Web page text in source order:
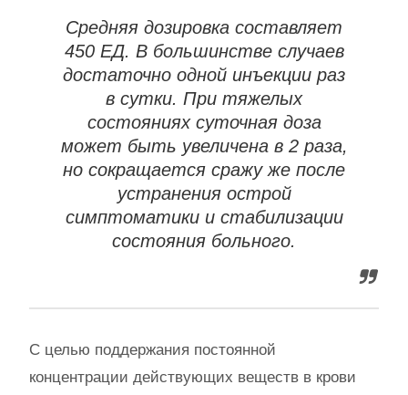
Средняя дозировка составляет
450 ЕД. В большинстве случаев
достаточно одной инъекции раз
в сутки. При тяжелых
состояниях суточная доза
может быть увеличена в 2 раза,
но сокращается сражу же после
устранения острой
симптоматики и стабилизации
состояния больного.
С целью поддержания постоянной
концентрации действующих веществ в крови